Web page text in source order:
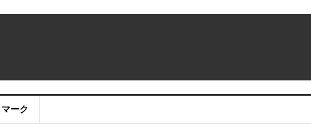
ーク
ウントサービス移行のお知らせ